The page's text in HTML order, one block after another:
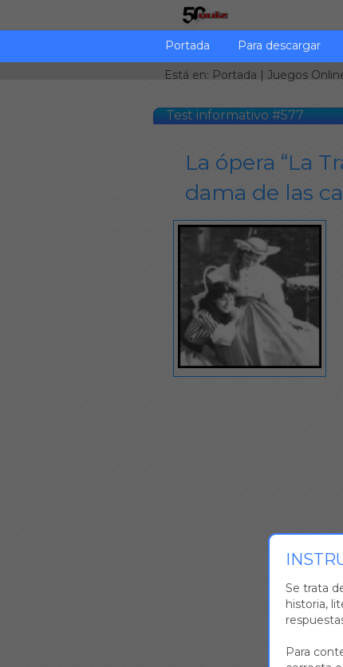
Portada Para descargar
Está en: Portada | Juegos
Test informativo #577
La ópera “La
dama de las
Se trata
historia,
Para